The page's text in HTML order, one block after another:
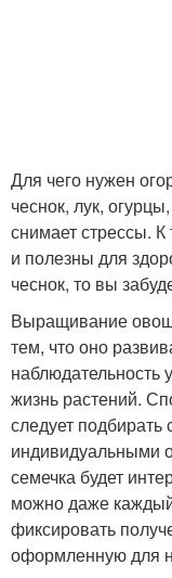
Для чего нужен
чеснок, лук,
снимает стрессы.
и полезны для
чеснок, то вы
Выращивание
тем, что оно
наблюдательность
жизнь растений.
следует подбирать
индивидуальными
семечка будет
можно даже
фиксировать
оформленную для